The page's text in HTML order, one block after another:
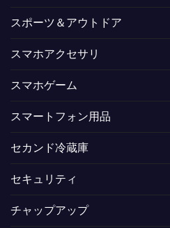
スポーツ＆アウトドア
スマホアクセサリ
スマホゲーム
スマートフォン用品
セカンド冷蔵庫
セキュリティ
チャップアップ